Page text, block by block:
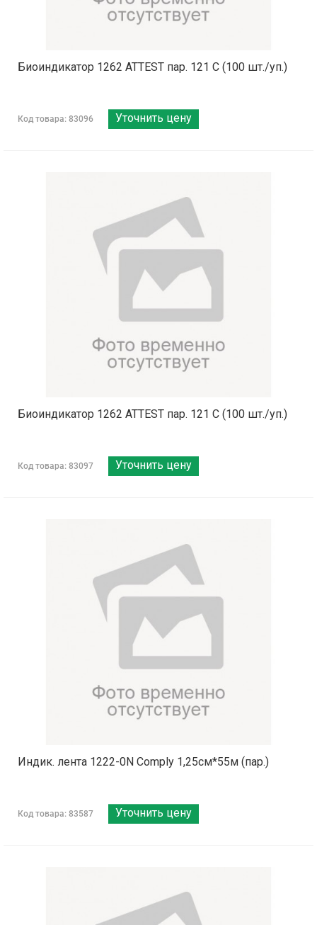
Биоиндикатор 1262 ATTEST пар. 121 С (100 шт./уп.)
Код товара: 83096 Уточнить цену
Биоиндикатор 1262 ATTEST пар. 121 С (100 шт./уп.)
Код товара: 83097 Уточнить цену
Индик. лента 1222-0N Comply 1,25см*55м (пар.)
Код товара: 83587 Уточнить цену